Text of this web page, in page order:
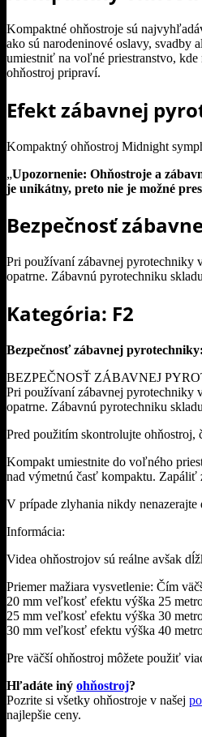
Kompaktné ohňostroje sú
ako sú narodeninové oslavy, svadby
umiestniť na voľné priestranstvo, kde
ohňostroj pripraví.
Efekt zábavnej
Kompaktný ohňostroj Midnight
„Upozornenie: Ohňostroje a
je unikátny, preto nie je možné
Bezpečnosť
Pri používaní zábavnej pyrotechniky
opatrne. Zábavnú pyrotechniku
Kategória: F2
Bezpečnosť zábavnej pyrotechniky:
BEZPEČNOSŤ ZÁBAVNEJ
Pri používaní zábavnej pyrotechniky
opatrne. Zábavnú pyrotechniku
Pred použitím skontrolujte ohňostroj,
Kompakt umiestnite do voľného
nad výmetnú časť kompaktu. Zapáliť
V prípade zlyhania nikdy nenazerajte
Informácia:
Videa ohňostrojov sú reálne avšak
Priemer mažiara vysvetlenie: Čím
20 mm veľkosť efektu výška 25
25 mm veľkosť efektu výška 30
30 mm veľkosť efektu výška 40
Pre väčší ohňostroj môžete použiť
Hľadáte iný ohňostroj?
Pozrite si všetky ohňostroje v našej
najlepšie ceny.